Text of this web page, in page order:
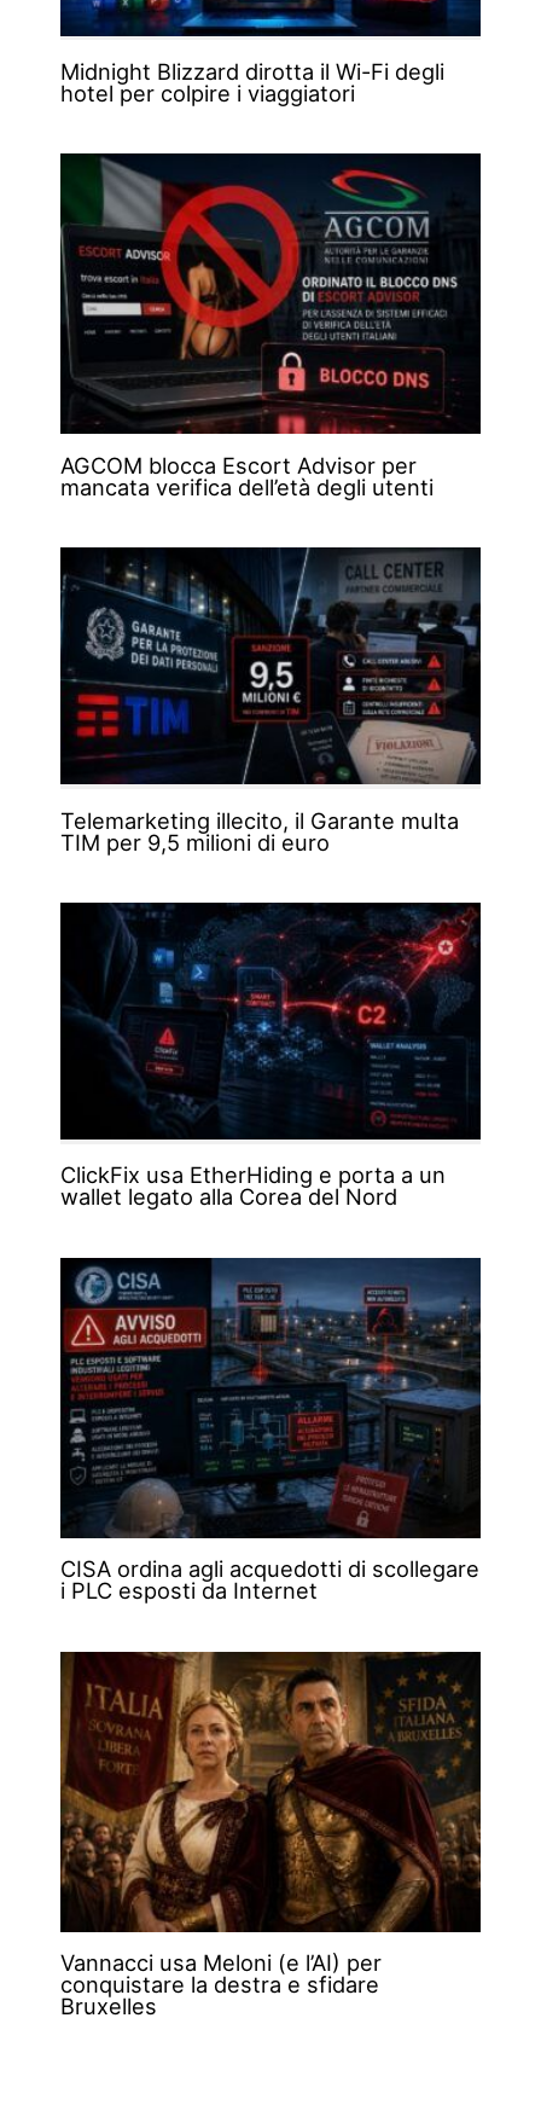
Midnight Blizzard dirotta il Wi-Fi degli
hotel per colpire i viaggiatori
AGCOM blocca Escort Advisor per
mancata verifica dell’età degli utenti
Telemarketing illecito, il Garante multa
TIM per 9,5 milioni di euro
ClickFix usa EtherHiding e porta a un
wallet legato alla Corea del Nord
CISA ordina agli acquedotti di scollegare
i PLC esposti da Internet
Vannacci usa Meloni (e l’AI) per
conquistare la destra e sfidare
Bruxelles